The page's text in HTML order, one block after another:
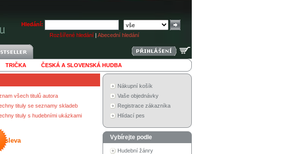
Hledání:
Rozšířené hledání | Abecední hledání
TRIČKA ČESKÁ A SLOVENSKÁ HUDBA
všech titulů autora
tituly se seznamy skladeb
tituly s hudebními ukázkami
sleva
Nákupní košík
Vaše objednávky
Registrace zákazníka
Hlídací pes
Vybírejte podle
Hudební žánry